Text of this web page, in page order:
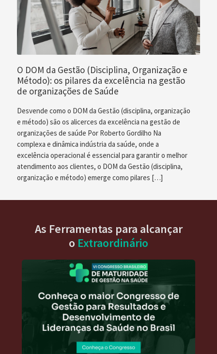
O DOM da Gestão (Disciplina, Organização e
Método): os pilares da excelência na gestão
de organizações de Saúde
Desvende como o DOM da Gestão (disciplina, organização
e método) são os alicerces da excelência na gestão de
organizações de saúde Por Roberto Gordilho Na
complexa e dinâmica indústria da saúde, onde a
excelência operacional é essencial para garantir o melhor
atendimento aos clientes, o DOM da Gestão (disciplina,
organização e método) emerge como pilares […]
As Ferramentas para alcançar
o Extraordinário